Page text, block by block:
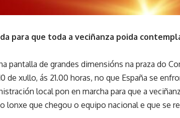
para que toda a veciñanza poida
pantalla de grandes dimensións na praza do
de xullo, ás 21.00 horas, no que España se
local pon en marcha para que a
que chegou o equipo nacional e que se